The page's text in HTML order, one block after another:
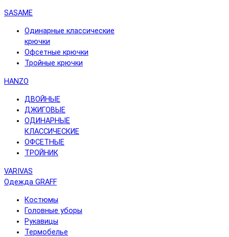
SASAME
Одинарные классические
крючки
Офсетные крючки
Тройные крючки
HANZO
ДВОЙНЫЕ
ДЖИГОВЫЕ
ОДИНАРНЫЕ
КЛАССИЧЕСКИЕ
ОФСЕТНЫЕ
ТРОЙНИК
VARIVAS
Одежда GRAFF
Костюмы
Головные уборы
Рукавицы
Термобелье